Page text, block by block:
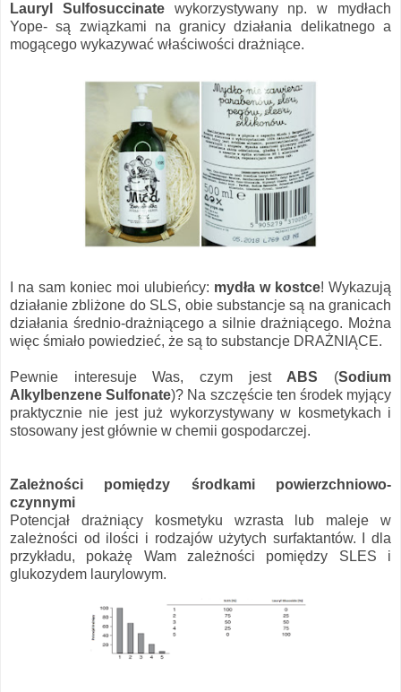
Lauryl Sulfosuccinatewykorzystywany np. w mydłach
Yope- są związkami na granicy działania delikatnego a
mogącego wykazywać właściwości drażniące.
I na sam koniec moi ulubieńcy: mydła w kostce! Wykazują
działanie zbliżone do SLS, obie substancje są na granicach
działania średnio-drażniącego a silnie drażniącego. Można
więc śmiało powiedzieć, że są to substancje DRAŻNIĄCE.
Pewnie interesuje Was, czym jest ABS (Sodium
Alkylbenzene Sulfonate)? Na szczęście ten środek myjący
praktycznie nie jest już wykorzystywany w kosmetykach i
stosowany jest głównie w chemii gospodarczej.
Zależności pomiędzy środkami powierzchniowo-
czynnymi
Potencjał drażniący kosmetyku wzrasta lub maleje w
zależności od ilości i rodzajów użytych surfaktantów. I dla
przykładu, pokażę Wam zależności pomiędzy SLES i
glukozydem laurylowym.